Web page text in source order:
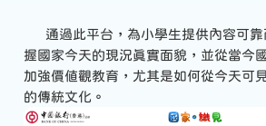
通過此平台，為小學生提供內容可靠
握國家今天的現況真實面貌，並從當今
加強價值觀教育，尤其是如何從今天可
的傳統文化。